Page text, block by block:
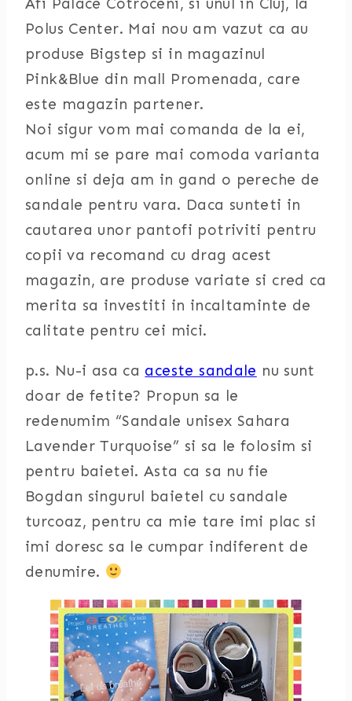
Polus Center. Mai nou am vazut ca au
produse Bigstep si in magazinul
Pink&Blue din mall Promenada, care
este magazin partener.
Noi sigur vom mai comanda de la ei,
acum mi se pare mai comoda varianta
online si deja am in gand o pereche de
sandale pentru vara. Daca sunteti in
cautarea unor pantofi potriviti pentru
copii va recomand cu drag acest
magazin, are produse variate si cred ca
merita sa investiti in incaltaminte de
calitate pentru cei mici.
p.s. Nu-i asa ca aceste sandale nu sunt
doar de fetite? Propun sa le
redenumim “Sandale unisex Sahara
Lavender Turquoise” si sa le folosim si
pentru baietei. Asta ca sa nu fie
Bogdan singurul baietel cu sandale
turcoaz, pentru ca mie tare imi plac si
imi doresc sa le cumpar indiferent de
denumire.